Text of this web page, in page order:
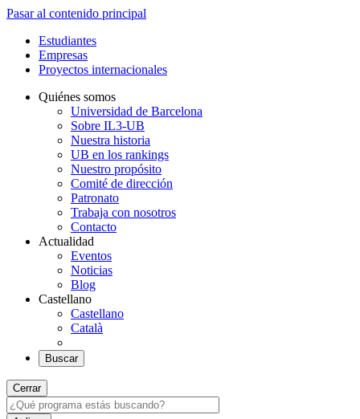
Pasar al contenido principal
Estudiantes
Empresas
Proyectos internacionales
Quiénes somos
Universidad de Barcelona
Sobre IL3-UB
Nuestra historia
UB en los rankings
Nuestro propósito
Comité de dirección
Patronato
Trabaja con nosotros
Contacto
Actualidad
Eventos
Noticias
Blog
Castellano
Castellano
Català
Buscar
Cerrar